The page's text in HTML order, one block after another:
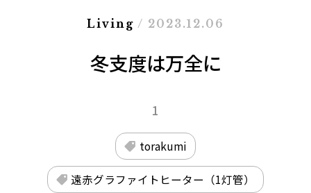
Living / 2023.12.06
冬支度は万全に
1
torakumi
遠⾚グラファイトヒーター（1灯管）